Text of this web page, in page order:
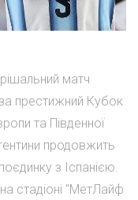
матч
престижний Кубок
та Південної
продовжить
з Іспанією.
стадіоні "МетЛайф